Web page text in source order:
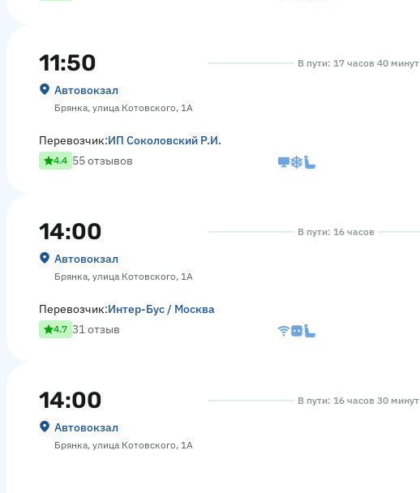
11:50
Автовокзал
Брянка, улица Котовского, 1А
В пути: 17 часов 40 минут
Перевозчик:ИП Соколовский Р.И.
4.4 55 отзывов
14:00
Автовокзал
Брянка, улица Котовского, 1А
В пути: 16 часов
Перевозчик:Интер-Бус / Москва
4.7 31 отзыв
14:00
Автовокзал
Брянка, улица Котовского, 1А
В пути: 16 часов 30 минут